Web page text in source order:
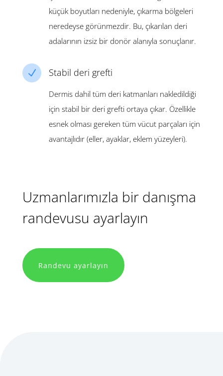
küçük boyutları nedeniyle, çıkarma bölgeleri
neredeyse görünmezdir. Bu, çıkarılan deri
adalarının izsiz bir donör alanıyla sonuçlanır.
N Stabil deri grefti
Dermis dahil tüm deri katmanları nakledildiği
için stabil bir deri grefti ortaya çıkar. Özellikle
esnek olması gereken tüm vücut parçaları için
avantajlıdır (eller, ayaklar, eklem yüzeyleri).
Uzmanlarımızla bir danışma
randevusu ayarlayın
Randevu ayarlayın